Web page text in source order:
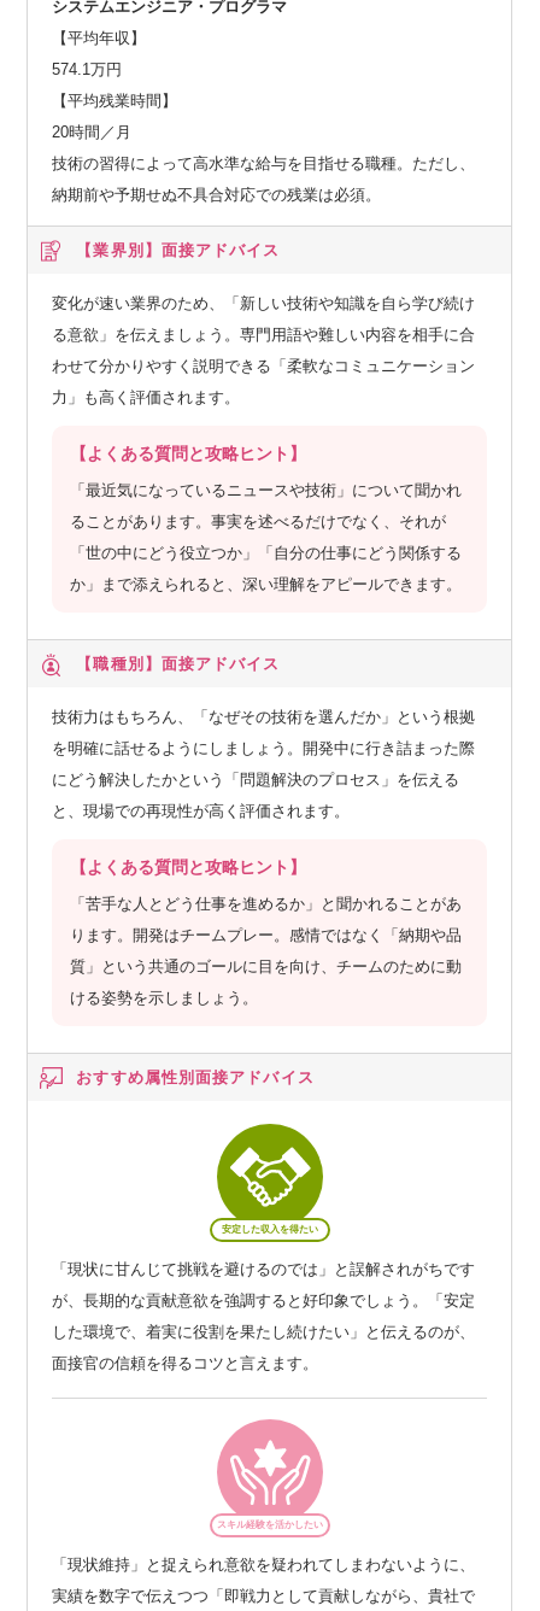
システムエンジニア・プログラマ
【平均年収】
574.1万円
【平均残業時間】
20時間／月
技術の習得によって高水準な給与を目指せる職種。ただし、
納期前や予期せぬ不具合対応での残業は必須。
【業界別】 面接アドバイス
変化が速い業界のため、「新しい技術や知識を自ら学び続け
る意欲」を伝えましょう。専門用語や難しい内容を相手に合
わせて分かりやすく説明できる「柔軟なコミュニケーション
力」も高く評価されます。
【よくある質問と攻略ヒント】
「最近気になっているニュースや技術」について聞かれ
ることがあります。事実を述べるだけでなく、それが
「世の中にどう役立つか」「自分の仕事にどう関係する
か」まで添えられると、深い理解をアピールできます。
【職種別】 面接アドバイス
技術力はもちろん、「なぜその技術を選んだか」という根拠
を明確に話せるようにしましょう。開発中に行き詰まった際
にどう解決したかという「問題解決のプロセス」を伝える
と、現場での再現性が高く評価されます。
【よくある質問と攻略ヒント】
「苦手な人とどう仕事を進めるか」と聞かれることがあ
ります。開発はチームプレー。感情ではなく「納期や品
質」という共通のゴールに目を向け、チームのために動
ける姿勢を示しましょう。
おすすめ属性別面接アドバイス
安定した収入を得たい
「現状に甘んじて挑戦を避けるのでは」と誤解されがちです
が、長期的な貢献意欲を強調すると好印象でしょう。「安定
した環境で、着実に役割を果たし続けたい」と伝えるのが、
面接官の信頼を得るコツと言えます。
スキル経験を活かしたい
「現状維持」と捉えられ意欲を疑われてしまわないように、
実績を数字で伝えつつ「即戦力として貢献しながら、貴社で